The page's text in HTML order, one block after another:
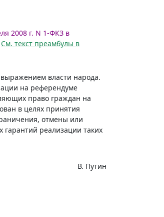
2008 г. N 1-ФКЗ в
См. текст преамбулы в
власти народа.
на референдуме
право граждан на
в целях принятия
отмены или
реализации таких
В. Путин